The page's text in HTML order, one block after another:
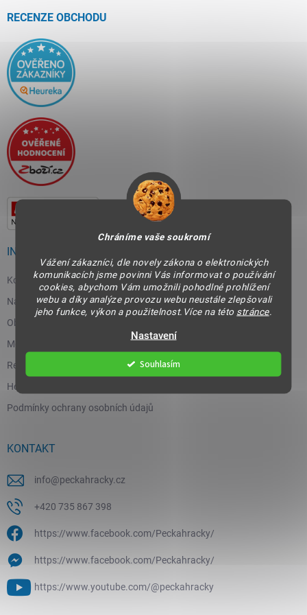
Chráníme vaše soukromí
Vážení zákazníci, dle novely zákona o elektronických
komunikacích jsme povinni Vás informovat o používání
cookies, abychom Vám umožnili pohodlné prohlížení
webu a díky analýze provozu webu neustále zlepšovali
jeho funkce, výkon a použitelnost.Více na této stránce.
Nastavení
Souhlasím
RECENZE OBCHODU
INFORMACE PRO VÁS
Kontakty
Napište nám
Obchodní podmínky
Moje objednávka
Reklamace a vrácení zboží
Hodnocení obchodu
Podmínky ochrany osobních údajů
KONTAKT
info@peckahracky.cz
+420 735 867 398
https://www.facebook.com/Peckahracky/
https://www.facebook.com/Peckahracky/
https://www.youtube.com/@peckahracky